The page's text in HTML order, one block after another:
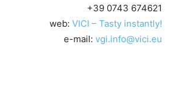
+39 0743 674621
web: VICI – Tasty instantly!
e-mail: vgi.info@vici.eu